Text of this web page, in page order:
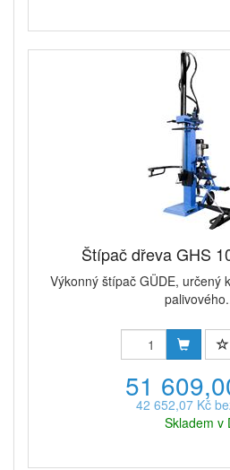
Štípač dřeva GHS
Výkonný štípač GÜDE, určený
51
42 652,07 Kč
Skladem v